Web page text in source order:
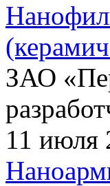
ЗАО
11 июля